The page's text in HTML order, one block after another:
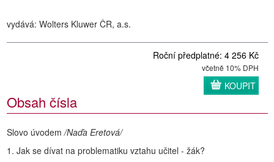
vydává: Wolters Kluwer ČR, a.s.
Roční předplatné: 4 256 Kč
včetně 10% DPH
KOUPIT
Obsah čísla
Slovo úvodem/Naďa Eretová/
1. Jak se dívat na problematiku vztahu učitel - žák?